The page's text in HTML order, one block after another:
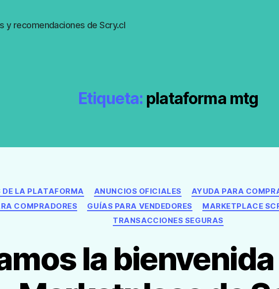
y recomendaciones de Scry.cl
Etiqueta: plataforma mtg
Categorías
LA PLATAFORMA ANUNCIOS OFICIALES AYUDA PARA
COMPRADORES
GUÍAS PARA VENDEDORES MARKETPLACE
TRANSACCIONES SEGURAS
la